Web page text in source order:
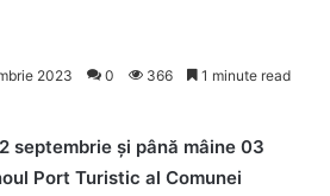
2023 0 366 1 minute read
septembrie și până mâine 03
Port Turistic al Comunei